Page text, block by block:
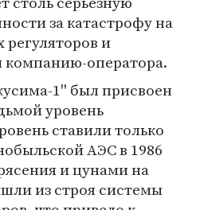
за катастрофу на
и
оператора.
1'' был присвоен
уровень
ставили только
АЭС в 1986
и цунами на
из строя системы